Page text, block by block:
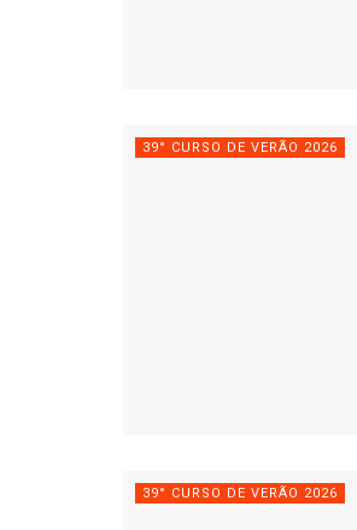
39° CURSO DE VERÃO 2026
39° CURSO DE VERÃO 2026